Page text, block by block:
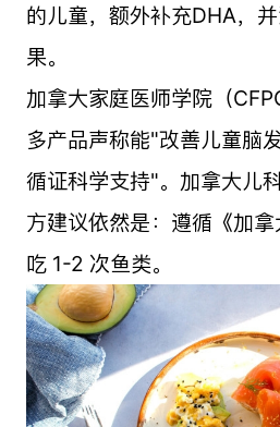
的儿童，额外补充DHA，
果。
加拿大家庭医师学院（
多产品声称能"改善儿童脑
循证科学支持"。加拿大儿
方建议依然是：遵循《加
吃 1-2 次鱼类。